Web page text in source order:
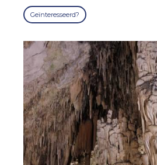
Geïnteresseerd?